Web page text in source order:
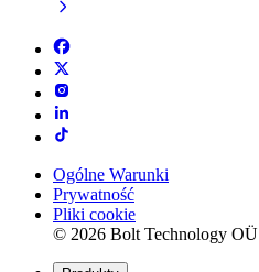
Ogólne Warunki
Prywatność
Pliki cookie
© 2026 Bolt Technology OÜ